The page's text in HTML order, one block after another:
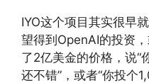
IYO这个项目其实很早
望得到OpenAI的投资
了2亿美金的价格，说“
还不错”，或者“你投个